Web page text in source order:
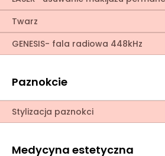
Twarz
GENESIS- fala radiowa 448kHz
Paznokcie
Stylizacja paznokci
Medycyna estetyczna